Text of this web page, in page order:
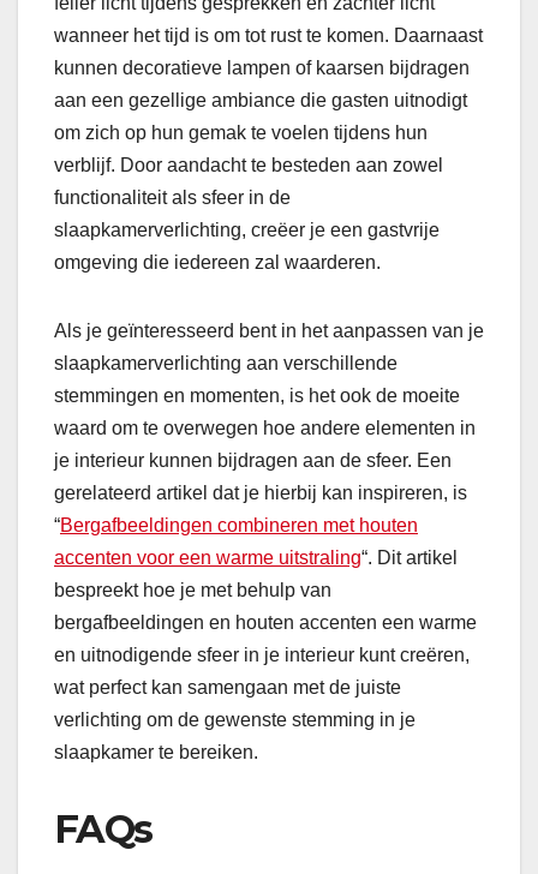
wanneer het tijd is om tot rust te komen. Daarnaast
kunnen decoratieve lampen of kaarsen bijdragen
aan een gezellige ambiance die gasten uitnodigt
om zich op hun gemak te voelen tijdens hun
verblijf. Door aandacht te besteden aan zowel
functionaliteit als sfeer in de
slaapkamerverlichting, creëer je een gastvrije
omgeving die iedereen zal waarderen.
Als je geïnteresseerd bent in het aanpassen van je
slaapkamerverlichting aan verschillende
stemmingen en momenten, is het ook de moeite
waard om te overwegen hoe andere elementen in
je interieur kunnen bijdragen aan de sfeer. Een
gerelateerd artikel dat je hierbij kan inspireren, is
“Bergafbeeldingen combineren met houten
accenten voor een warme uitstraling“. Dit artikel
bespreekt hoe je met behulp van
bergafbeeldingen en houten accenten een warme
en uitnodigende sfeer in je interieur kunt creëren,
wat perfect kan samengaan met de juiste
verlichting om de gewenste stemming in je
slaapkamer te bereiken.
FAQs